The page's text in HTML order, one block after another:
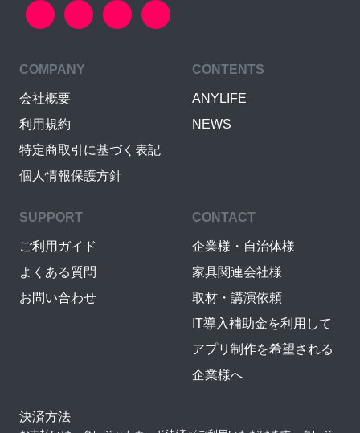
COMPANY
会社概要
利用規約
特定商取引に基づく表記
個人情報保護方針
CONTENTS
ANYLIFE
NEWS
SUPPORT
ご利用ガイド
よくある質問
お問い合わせ
CONTACT
企業様・自治体様
家具関連会社様
取材・講演依頼
IT導入補助金を利用して
アプリ制作を希望される
企業様へ
決済方法